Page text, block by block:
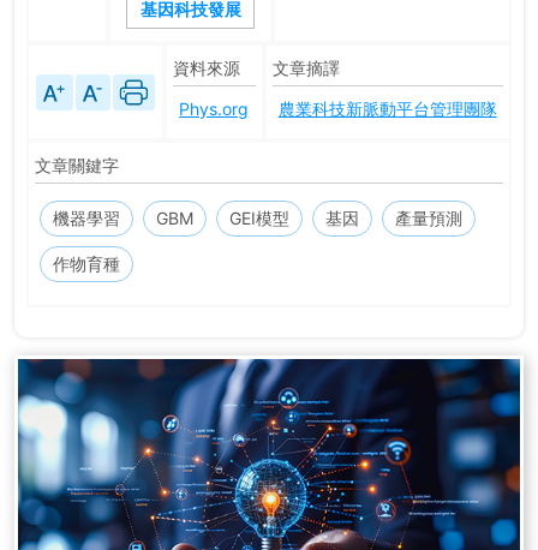
基因科技發展
資料來源
Phys.org
文章摘譯
農業科技新脈動平台管理團隊
文章關鍵字
機器學習 GBM GEI模型 基因 產量預測
作物育種